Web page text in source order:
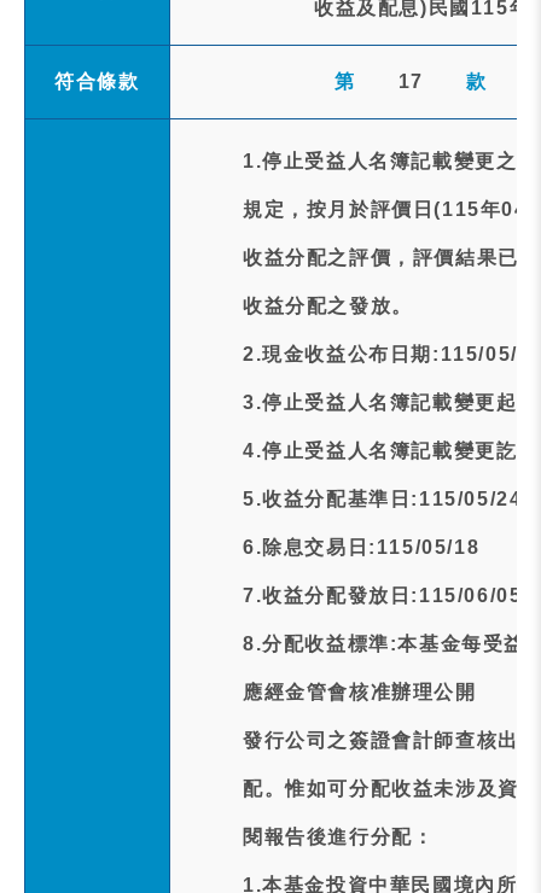
收益及配息)民國115年
符合條款 第 17 款
1.停止受益人名簿記載變更之
規定，按月於評價日(115年04
收益分配之評價，評價結果已
收益分配之發放。
2.現金收益公布日期:115/05/
3.停止受益人名簿記載變更起
4.停止受益人名簿記載變更訖
5.收益分配基準日:115/05/24
6.除息交易日:115/05/18
7.收益分配發放日:115/06/05
8.分配收益標準:本基金每受益
應經金管會核准辦理公開
發行公司之簽證會計師查核出
配。惟如可分配收益未涉及資
閱報告後進行分配：
1.本基金投資中華民國境內所